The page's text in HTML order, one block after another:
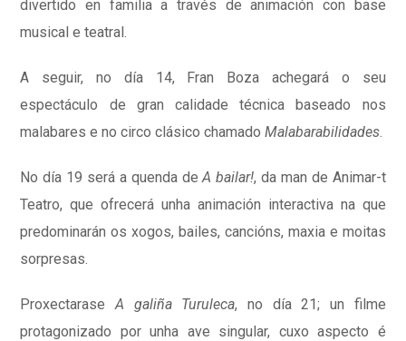
divertido en familia a través de animación con base
musical e teatral.
A seguir, no día 14, Fran Boza achegará o seu
espectáculo de gran calidade técnica baseado nos
malabares e no circo clásico chamadoMalabarabilidades
No día 19 será a quenda deA bailar!, da man de Animar-t
Teatro, que ofrecerá unha animación interactiva na que
predominarán os xogos, bailes, cancións, maxia e moitas
sorpresas.
ProxectaraseA galiña Turuleca, no día 21; un filme
protagonizado por unha ave singular, cuxo aspecto é